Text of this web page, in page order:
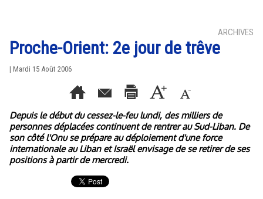
ARCHIVES
Proche-Orient: 2e jour de trêve
| Mardi 15 Août 2006
Depuis le début du cessez-le-feu lundi, des milliers de
personnes déplacées continuent de rentrer au Sud-Liban. De
son côté l'Onu se prépare au déploiement d'une force
internationale au Liban et Israël envisage de se retirer de ses
positions à partir de mercredi.